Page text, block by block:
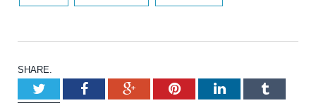
SHARE.
TwitterFacebookGoogle+PinterestLinkedInTumblr